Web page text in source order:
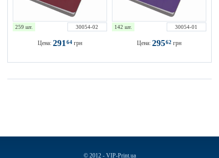
259 шт. 30054-02
Цена: 29164 грн
142 шт. 30054-01
Цена: 29562 грн
© 2012 - VIP-Print.ua